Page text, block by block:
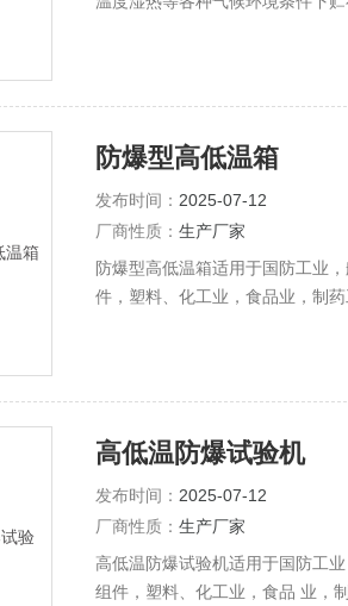
防爆型高低温箱
发布时间： 2025-07-12
厂商性质： 生产厂家
防爆型高低温箱适用于国防工业
件，塑料、化工业，食品业，制
高低温防爆试验机
发布时间： 2025-07-12
厂商性质： 生产厂家
高低温防爆试验机适用于国防工
组件，塑料、化工业，食品 业，